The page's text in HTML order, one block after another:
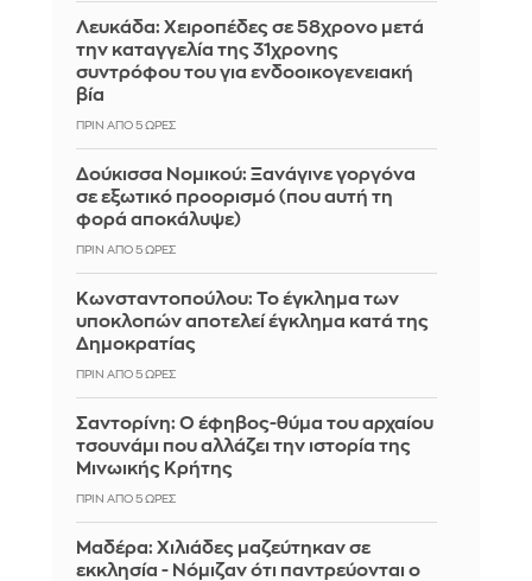
Λευκάδα: Χειροπέδες σε 58χρονο μετά
την καταγγελία της 31χρονης
συντρόφου του για ενδοοικογενειακή
βία
ΠΡΙΝ ΑΠΌ 5 ΏΡΕΣ
Δούκισσα Νομικού: Ξανάγινε γοργόνα
σε εξωτικό προορισμό (που αυτή τη
φορά αποκάλυψε)
ΠΡΙΝ ΑΠΌ 5 ΏΡΕΣ
Κωνσταντοπούλου: Το έγκλημα των
υποκλοπών αποτελεί έγκλημα κατά της
Δημοκρατίας
ΠΡΙΝ ΑΠΌ 5 ΏΡΕΣ
Σαντορίνη: Ο έφηβος-θύμα του αρχαίου
τσουνάμι που αλλάζει την ιστορία της
Μινωικής Κρήτης
ΠΡΙΝ ΑΠΌ 5 ΏΡΕΣ
Μαδέρα: Χιλιάδες μαζεύτηκαν σε
εκκλησία - Νόμιζαν ότι παντρεύονται ο